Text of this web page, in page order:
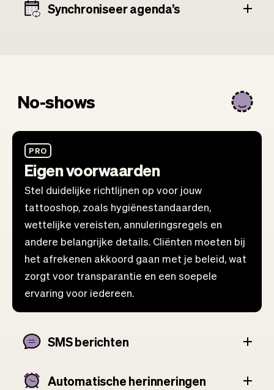
Synchroniseer agenda’s
No-shows
PRO
Eigen voorwaarden
Stel duidelijke richtlijnen op voor jouw
tattooshop, zoals hygiënestandaarden,
wettelijke vereisten, annuleringsregels en
andere belangrijke details. Cliënten moeten bij
het afrekenen akkoord gaan met je beleid, wat
zorgt voor transparantie en een soepele
ervaring voor iedereen.
SMS berichten
Automatische herinneringen